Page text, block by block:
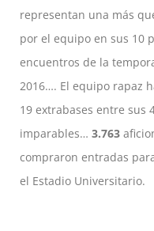
representan una más
por el equipo en sus 10
encuentros de la
2016…. El equipo rapaz
19 extrabases entre sus
imparables… 3.763
compraron entradas
el Estadio Universitario.